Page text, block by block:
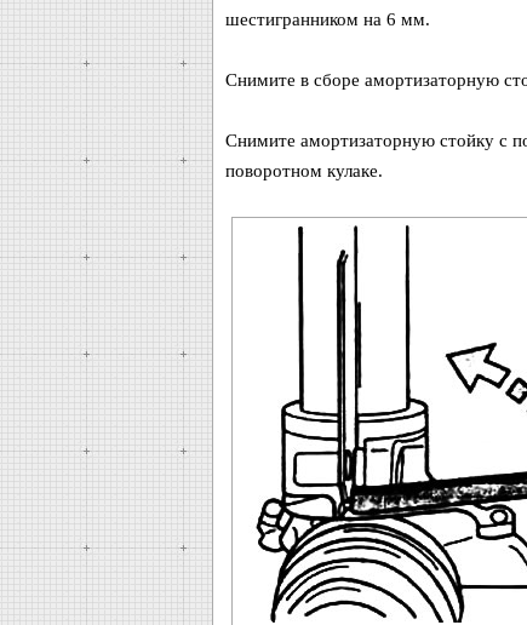
шестигранником на 6 мм.
Снимите в сборе амортизаторную
Снимите амортизаторную стойку с
поворотном кулаке.